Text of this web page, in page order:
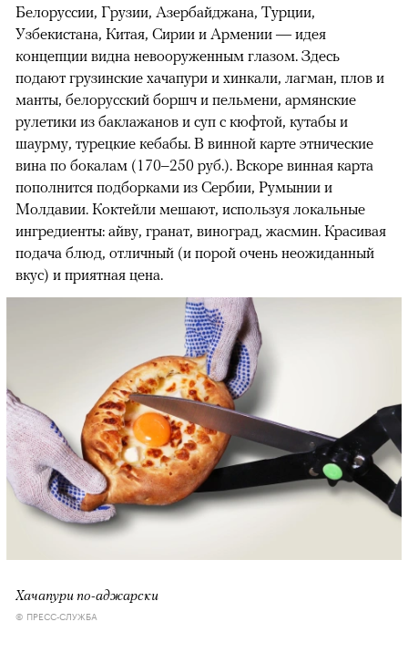
Белоруссии, Грузии, Азербайджана, Турции,
Узбекистана, Китая, Сирии и Армении — идея
концепции видна невооруженным глазом. Здесь
подают грузинские хачапури и хинкали, лагман, плов и
манты, белорусский боршч и пельмени, армянские
рулетики из баклажанов и суп с кюфтой, кутабы и
шаурму, турецкие кебабы. В винной карте этнические
вина по бокалам (170–250 руб.). Вскоре винная карта
пополнится подборками из Сербии, Румынии и
Молдавии. Коктейли мешают, используя локальные
ингредиенты: айву, гранат, виноград, жасмин. Красивая
подача блюд, отличный (и порой очень неожиданный
вкус) и приятная цена.
Хачапури по-аджарски
© ПРЕСС-СЛУЖБА